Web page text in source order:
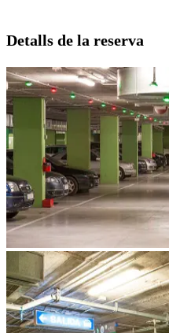
Detalls de la reserva